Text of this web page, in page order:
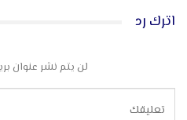
اترك رد
لن يتم نشر عنوان